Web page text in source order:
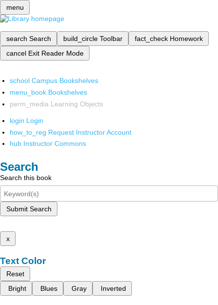
menu
search Search build_circle Toolbar fact_check Homework
cancel Exit Reader Mode
school Campus Bookshelves
menu_book Bookshelves
perm_media Learning Objects
login Login
how_to_reg Request Instructor Account
hub Instructor Commons
Search
Search this book
Submit Search
x
Text Color
Reset
Bright
Blues Gray Inverted